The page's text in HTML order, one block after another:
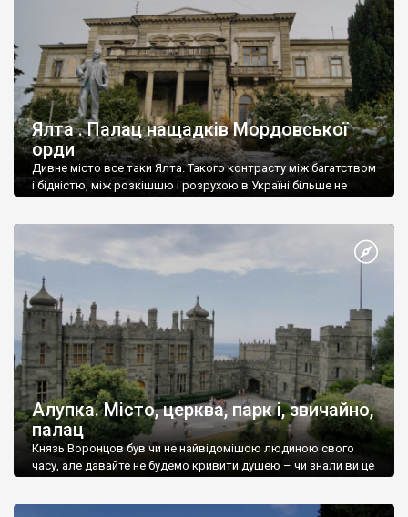
Ялта . Палац нащадків Мордовської
орди
Дивне місто все таки Ялта. Такого контрасту між багатством
і бідністю, між розкішшю і розрухою в Україні більше не
Алупка. Місто, церква, парк і, звичайно,
палац
Князь Воронцов був чи не найвідомішою людиною свого
часу, але давайте не будемо кривити душею – чи знали ви це